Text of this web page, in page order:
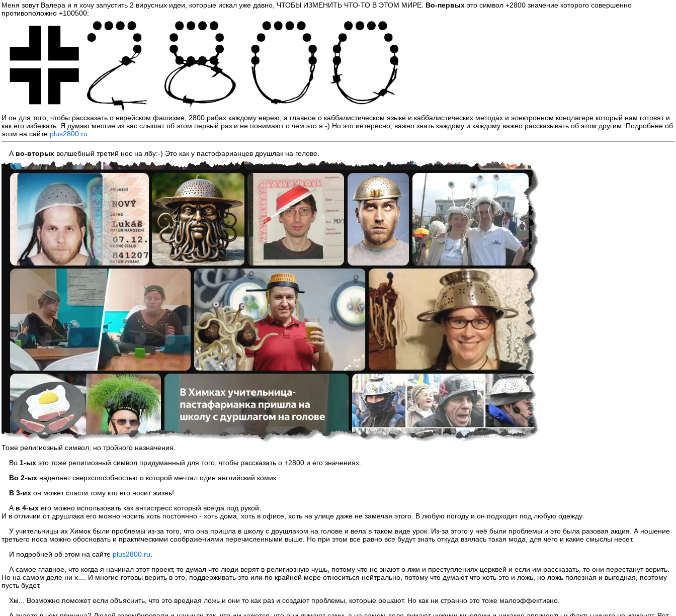
Меня зовут Валера и я хочу запустить 2 вирусных идеи, которые искал уже давно, ЧТОБЫ ИЗМЕНИТЬ ЧТО-ТО В ЭТОМ МИРЕ. Во-первых это символ +2800 значение которого совершенно
противоположно +100500:
И он для того, чтобы рассказать о еврейском фашизме, 2800 рабах каждому еврею, а главное о каббалистическом языке и каббалистических методах и электронном концлагере который нам готовят и
как его избежать. Я думаю многие из вас слышат об этом первый раз и не понимают о чем это я:-) Но это интересно, важно знать каждому и каждому важно рассказывать об этом другим. Подробнее об
этом на сайте plus2800.ru
А во-вторых волшебный третий нос на лбу:-) Это как у пастофарианцев друшлак на голове.
Тоже религиозный символ, но тройного назначения.
Во 1-ых это тоже религиозный символ придуманный для того, чтобы рассказать о +2800 и его значениях.
Во 2-ых наделяет сверхспособностью о которой мечтал один английский комик.
В 3-их он может спасти тому кто его носит жизнь!
А в 4-ых его можно использовать как антистресс который всегда под рукой.
И в отличии от друшлака его можно носить хоть постоянно - хоть дома, хоть в офисе, хоть на улице даже не замечая этого. В любую погоду и он подходит под любую одежду.
У учительницы их Химок были проблемы из-за того, что она пришла в школу с друшлаком на голове и вела в таком виде урок. Из-за этого у неё были проблемы и это была разовая акция. А ношение
третьего носа можно обосновать и практическими соображениями перечисленными выше. Но при этом все равно все будут знать откуда взялась такая мода, для чего и какие смыслы несет.
И подробней об этом на сайте plus2800.ru
А самое главное, что когда я начинал этот проект, то думал что люди верят в религиозную чушь, потому что не знают о лжи и преступлениях церквей и если им рассказать, то они перестанут верить.
Но на самом деле ни х.... И многие готовы верить в это, поддерживать это или по крайней мере относиться нейтрально, потому что думают что хоть это и ложь, но ложь полезная и выгодная, поэтому
пусть будет.
Хм... Возможно поможет если объяснить, что это вредная ложь и они то как раз и создают проблемы, которые решают. Но как ни странно это тоже малоэффективно.